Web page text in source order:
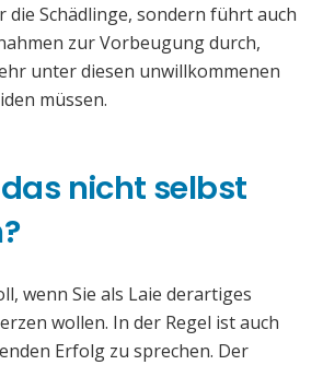
Schädlinge, sondern führt auch
zur Vorbeugung durch,
unter diesen unwillkommenen
müssen.
nicht selbst
wenn Sie als Laie derartiges
wollen. In der Regel ist auch
Erfolg zu sprechen. Der